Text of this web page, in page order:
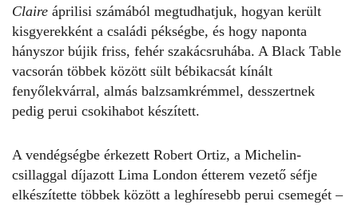
Claire áprilisi számából megtudhatjuk, hogyan került
kisgyerekként a családi pékségbe, és hogy naponta
hányszor bújik friss, fehér szakácsruhába. A Black Table
vacsorán többek között sült bébikacsát kínált
fenyőlekvárral, almás balzsamkrémmel, desszertnek
pedig perui csokihabot készített.
A vendégségbe érkezett Robert Ortiz, a Michelin-
csillaggal díjazott Lima London étterem vezető séfje
elkészítette többek között a leghíresebb perui csemegét –